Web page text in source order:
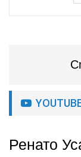
Ренато